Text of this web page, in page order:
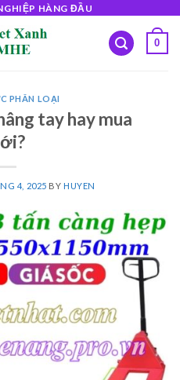
HÀNG ĐẦU
0
PHÂN LOẠI
tay hay mua
4, 2025 BY HUYEN